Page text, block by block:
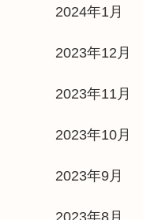
2024年1月
2023年12月
2023年11月
2023年10月
2023年9月
2023年8月